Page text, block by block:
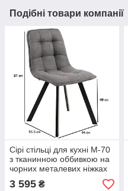
Подібні товари компанії
Сірі стільці для кухні M-70
з тканинною оббивкою на
чорних металевих ніжках
3 595 ₴